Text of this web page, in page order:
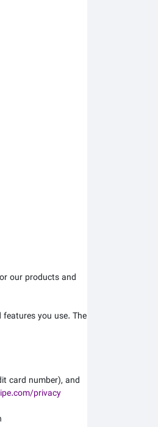
our products and
you use. The
card number), and
privacy